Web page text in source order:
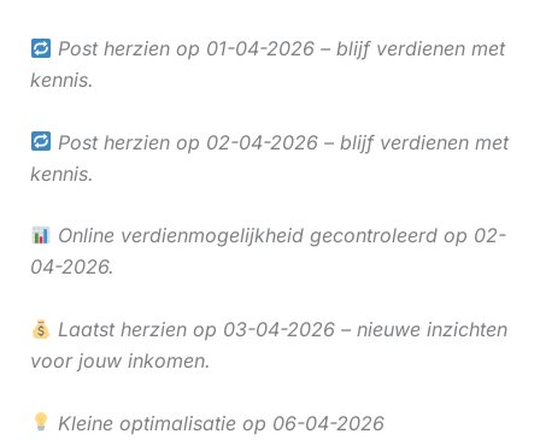
Post herzien op 01-04-2026 – blijf verdienen met
kennis.
Post herzien op 02-04-2026 – blijf verdienen met
kennis.
Online verdienmogelijkheid gecontroleerd op 02-
04-2026.
Laatst herzien op 03-04-2026 – nieuwe inzichten
voor jouw inkomen.
Kleine optimalisatie op 06-04-2026